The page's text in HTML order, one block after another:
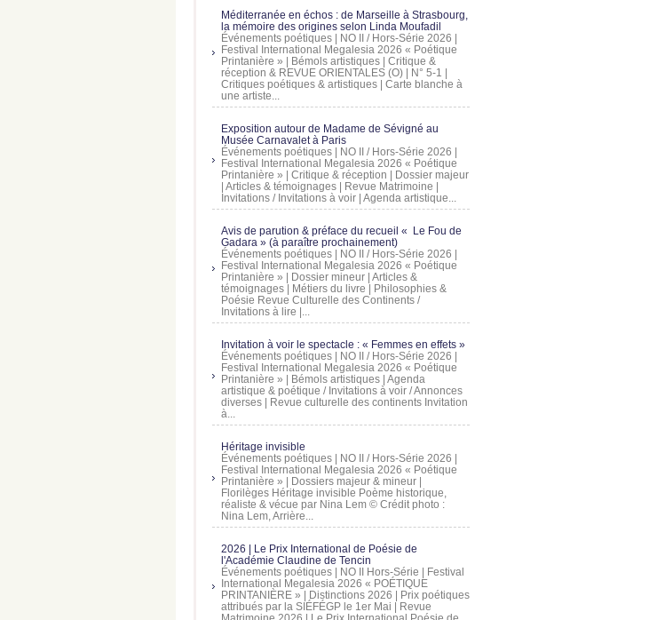
Méditerranée en échos : de Marseille à Strasbourg,
la mémoire des origines selon Linda Moufadil
Événements poétiques | NO II / Hors-Série 2026 |
Festival International Megalesia 2026 « Poétique
Printanière » | Bémols artistiques | Critique &
réception & REVUE ORIENTALES (O) | N° 5-1 |
Critiques poétiques & artistiques | Carte blanche à
une artiste...
Exposition autour de Madame de Sévigné au
Musée Carnavalet à Paris
Événements poétiques | NO II / Hors-Série 2026 |
Festival International Megalesia 2026 « Poétique
Printanière » | Critique & réception | Dossier majeur
| Articles & témoignages | Revue Matrimoine |
Invitations / Invitations à voir | Agenda artistique...
Avis de parution & préface du recueil « Le Fou de
Gadara » (à paraître prochainement)
Événements poétiques | NO II / Hors-Série 2026 |
Festival International Megalesia 2026 « Poétique
Printanière » | Dossier mineur | Articles &
témoignages | Métiers du livre | Philosophies &
Poésie Revue Culturelle des Continents /
Invitations à lire |...
Invitation à voir le spectacle : « Femmes en effets »
Événements poétiques | NO II / Hors-Série 2026 |
Festival International Megalesia 2026 « Poétique
Printanière » | Bémols artistiques | Agenda
artistique & poétique / Invitations à voir / Annonces
diverses | Revue culturelle des continents Invitation
à...
Héritage invisible
Événements poétiques | NO II / Hors-Série 2026 |
Festival International Megalesia 2026 « Poétique
Printanière » | Dossiers majeur & mineur |
Florilèges Héritage invisible Poème historique,
réaliste & vécue par Nina Lem © Crédit photo :
Nina Lem, Arrière...
2026 | Le Prix International de Poésie de
l'Académie Claudine de Tencin
Événements poétiques | NO II Hors-Série | Festival
International Megalesia 2026 « POÉTIQUE
PRINTANIÈRE » | Distinctions 2026 | Prix poétiques
attribués par la SIÉFÉGP le 1er Mai | Revue